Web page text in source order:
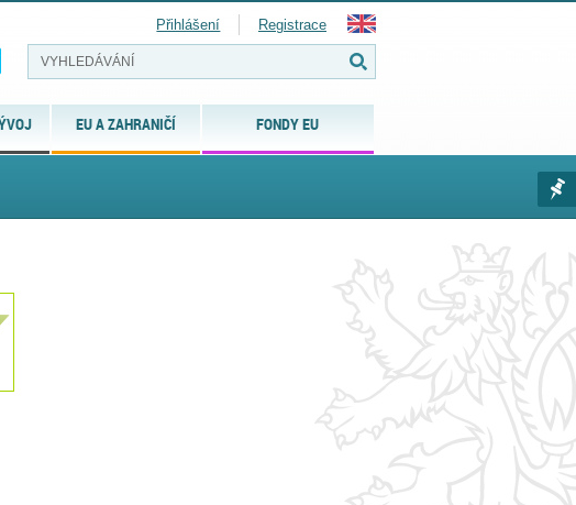
EU A ZAHRANIČÍ FONDY EU
Přihlášení Registrace